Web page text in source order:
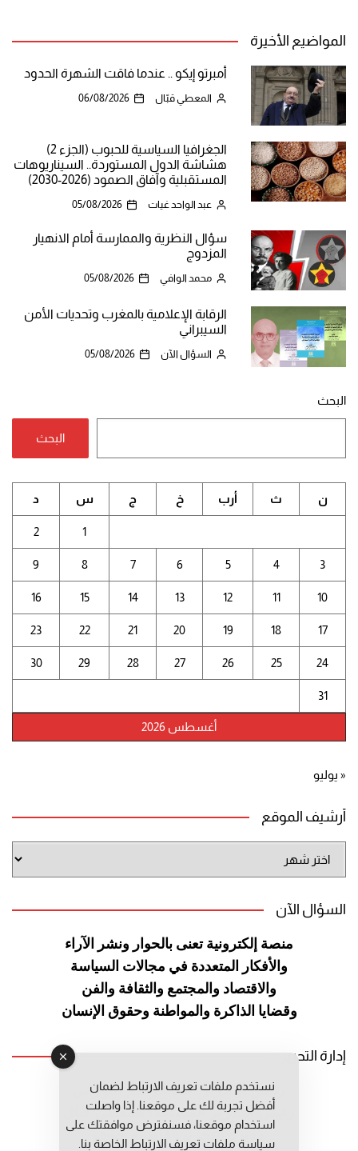
المواضيع الأخيرة
أمبرتو إيكو .. عندما فاقت الشهرة الحدود
المعطي قبّال 06/08/2026
الجغرافيا السياسية للحبوب (الجزء 2)
هشاشة الدول المستوردة.. السيناريوهات
المستقبلية وآفاق الصمود (2026-2030)
عبد الواحد غيات 05/08/2026
سؤال النظرية والممارسة أمام الانهيار
المزدوج
محمد الوافي 05/08/2026
الرقابة الإعلامية بالمغرب وتحديات الأمن
السيبراني
السؤال الآن 05/08/2026
البحث
البحث
أغسطس 2026
ن ث أرب خ ج س د
1
2
3
4
5
6
7
8
9
10
11
12
13
14
15
16
17
18
19
20
21
22
23
24
25
26
27
28
29
30
31
« يوليو
أرشيف الموقع
الموقع
السؤال الآن
منصة إلكترونية تعنى بالحوار ونشر الآراء
والأفكار المتعددة في مجالات السياسة
والاقتصاد والمجتمع والثقافة والفن
وقضايا الذاكرة والمواطنة وحقوق الإنسان
إدارة التحرير
رئيس التحرير: عبد الرحيم التوراني
رئيس التحرير المساعد: المعطي قبال
مديرة التحرير: فاطمة حوحو
نستخدم ملفات تعريف الارتباط لضمان
أفضل تجربة لك على موقعنا. إذا واصلت
استخدام موقعنا، فسنفترض موافقتك على
سياسة ملفات تعريف الارتباط الخاصة بنا.